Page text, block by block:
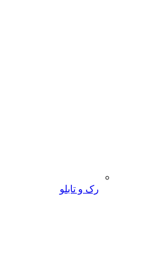
رک و تابلو